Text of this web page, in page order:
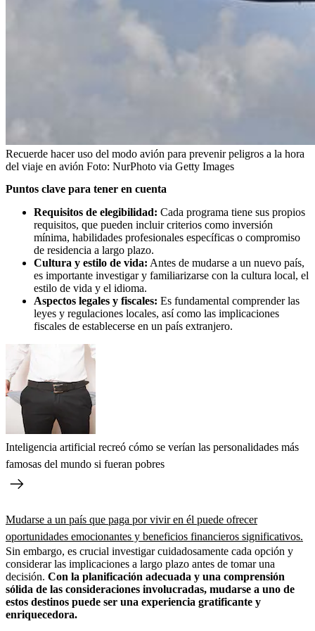
Recuerde hacer uso del modo avión para prevenir peligros a la hora
del viaje en avión Foto: NurPhoto via Getty Images
Puntos clave para tener en cuenta
Requisitos de elegibilidad: Cada programa tiene sus propios
requisitos, que pueden incluir criterios como inversión
mínima, habilidades profesionales específicas o compromiso
de residencia a largo plazo.
Cultura y estilo de vida: Antes de mudarse a un nuevo país,
es importante investigar y familiarizarse con la cultura local, el
estilo de vida y el idioma.
Aspectos legales y fiscales: Es fundamental comprender las
leyes y regulaciones locales, así como las implicaciones
fiscales de establecerse en un país extranjero.
Inteligencia artificial recreó cómo se verían las personalidades más
famosas del mundo si fueran pobres
Mudarse a un país que paga por vivir en él puede ofrecer
oportunidades emocionantes y beneficios financieros significativos.
Sin embargo, es crucial investigar cuidadosamente cada opción y
considerar las implicaciones a largo plazo antes de tomar una
decisión. Con la planificación adecuada y una comprensión
sólida de las consideraciones involucradas, mudarse a uno de
estos destinos puede ser una experiencia gratificante y
enriquecedora.